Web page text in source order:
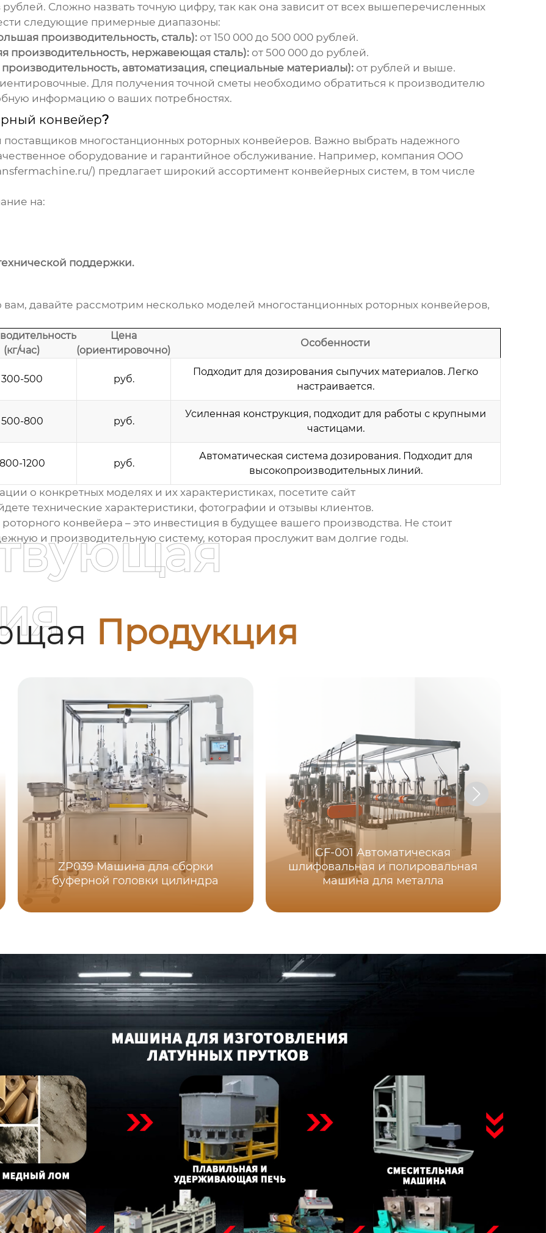
Сложно назвать точную цифру, так как она зависит от всех вышеперечисленных
следующие примерные диапазоны:
производительность, сталь):от 150 000 до 500 000 рублей.
производительность, нержавеющая сталь):от 500 000 до рублей.
автоматизация, специальные материалы):от рублей и выше.
Для получения точной сметы необходимо обратиться к производителю
информацию о ваших потребностях.
конвейер?
поставщиков многостанционных роторных конвейеров. Важно выбрать надежного
оборудование и гарантийное обслуживание. Например, компания ООО
) предлагает широкий ассортимент конвейерных систем, в том числе
на:
поддержки.
давайте рассмотрим несколько моделей многостанционных роторных конвейеров,
(кг/час)
Цена
(ориентировочно)
Особенности
300-500 руб.
Подходит для дозирования сыпучих материалов. Легко
настраивается.
500-800 руб.
Усиленная конструкция, подходит для работы с крупными
частицами.
800-1200 руб.
Автоматическая система дозирования. Подходит для
высокопроизводительных линий.
о конкретных моделях и их характеристиках, посетите сайт
технические характеристики, фотографии и отзывы клиентов.
конвейера – это инвестиция в будущее вашего производства. Не стоит
и производительную систему, которая прослужит вам долгие годы.
Продукция
ZP039 Машина для сборки
буферной головки цилиндра
GF-001 Автоматическая
шлифовальная и полировальная
машина для металла